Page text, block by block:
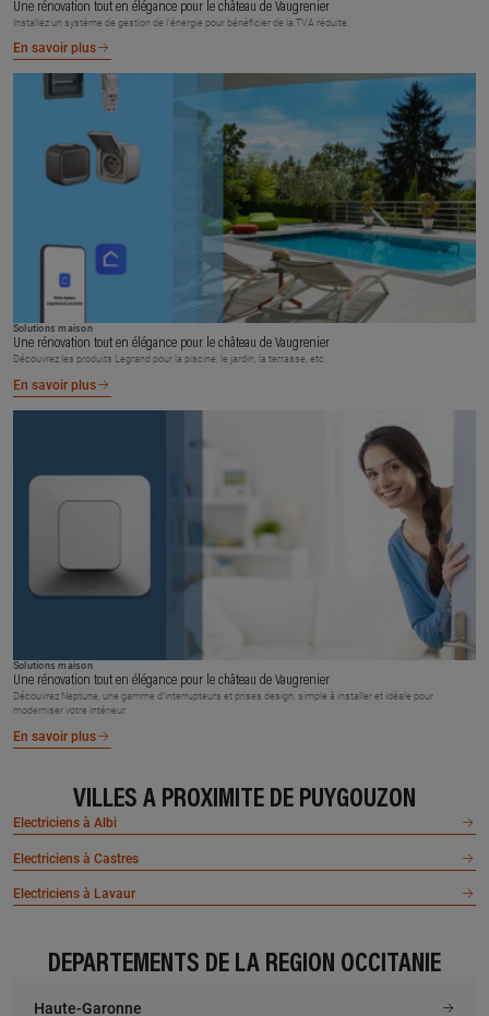
Une rénovation tout en élégance pour le château de Vaugrenier
Installez un système de gestion de l’énergie pour bénéficier de la TVA réduite.
En savoir plus
Solutions maison
Une rénovation tout en élégance pour le château de Vaugrenier
Découvrez les produits Legrand pour la piscine, le jardin, la terrasse, etc.
En savoir plus
Solutions maison
Une rénovation tout en élégance pour le château de Vaugrenier
Découvrez Neptune, une gamme d’interrupteurs et prises design, simple à installer et idéale pour
moderniser votre intérieur.
En savoir plus
VILLES À PROXIMITÉ DE PUYGOUZON
Electriciens à Albi
Electriciens à Castres
Electriciens à Lavaur
DÉPARTEMENTS DE LA RÉGION OCCITANIE
Haute-Garonne